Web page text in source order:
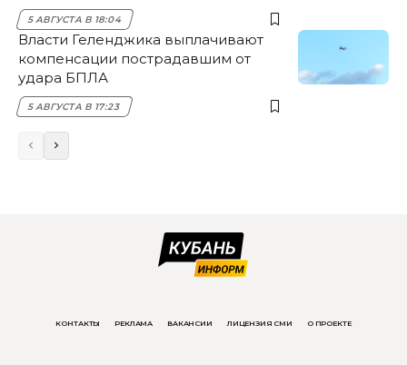
5 АВГУСТА В 18:04
Власти Геленджика выплачивают
компенсации пострадавшим от
удара БПЛА
5 АВГУСТА В 17:23
КОНТАКТЫ РЕКЛАМА ВАКАНСИИ ЛИЦЕНЗИЯ СМИ О ПРОЕКТЕ